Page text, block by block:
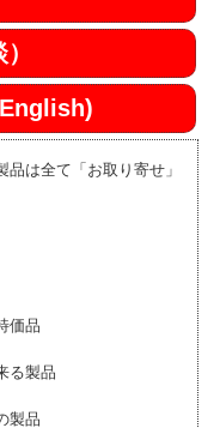
品は全て「お取り寄せ」
価品
る製品
製品